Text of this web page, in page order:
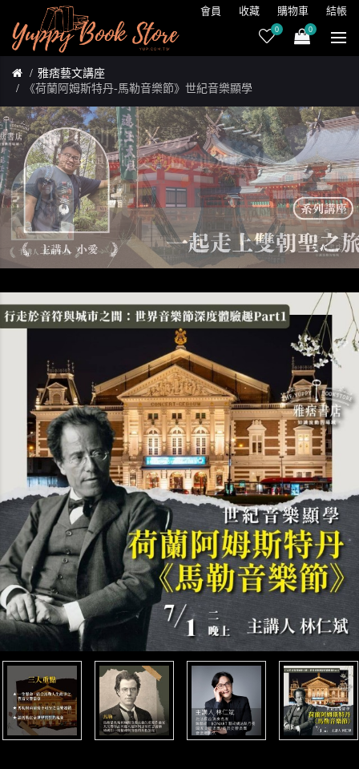
會員 收藏 購物車 結帳
0 0
雅痞藝文講座
《荷蘭阿姆斯特丹-馬勒音樂節》世紀音樂顯學